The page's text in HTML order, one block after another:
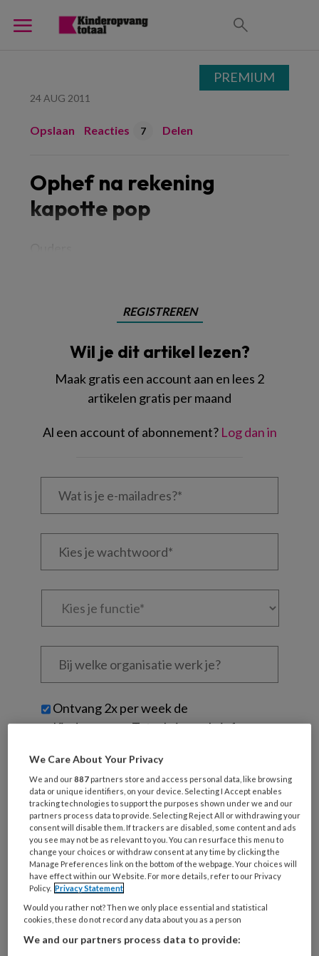
24 AUG 2011
Opslaan Reacties 7 Delen
Ophef na rekening
kapotte pop
REGISTREREN
Wil je dit artikel lezen?
Maak gratis een account aan en lees 2
artikelen gratis per maand
Al een account of abonnement? Log dan in
Wat
Kies
Kies
Bij
welke
je?
Untitled
Ontvang 2x per week de
KinderopvangTotaal nieuwsbrief
Ontvang iedere zondag het
Management Kinderopvang
Weekoverzicht
Ja, ik geef toestemming voor e-mails
van KinderopvangTotaal en
Springer Media B.V.
?
Uw bovenstaande gegevens kunnen worden toegevoegd aan
PREMIUM
We Care About Your Privacy
We and our887 partners store and access personal data, like browsing
data or unique identifiers, on your device. Selecting I Accept enables
tracking technologies to support the purposes shown under we and our
partners process data to provide. Selecting Reject All or withdrawing your
consent will disable them. If trackers are disabled, some content and ads
you see may not be as relevant to you. You can resurface this menu to
change your choices or withdraw consent at any time by clicking the
Manage Preferences link on the bottom of the webpage. Your choices will
have effect within our Website. For more details, refer to our Privacy
Policy. Privacy Statement
Would you rather not? Then we only place essential and statistical
cookies, these do not record any data about you as a person
We and our partners process data to provide: